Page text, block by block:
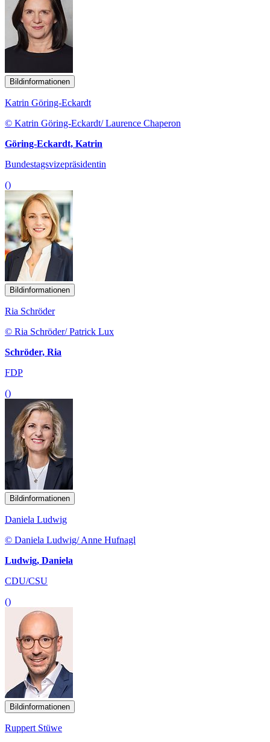
Bildinformationen
Katrin Göring-Eckardt
© Katrin Göring-Eckardt/ Laurence Chaperon
Göring-Eckardt, Katrin
Bundestagsvizepräsidentin
()
Bildinformationen
Ria Schröder
© Ria Schröder/ Patrick Lux
Schröder, Ria
FDP
()
Bildinformationen
Daniela Ludwig
© Daniela Ludwig/ Anne Hufnagl
Ludwig, Daniela
CDU/CSU
()
Bildinformationen
Ruppert Stüwe